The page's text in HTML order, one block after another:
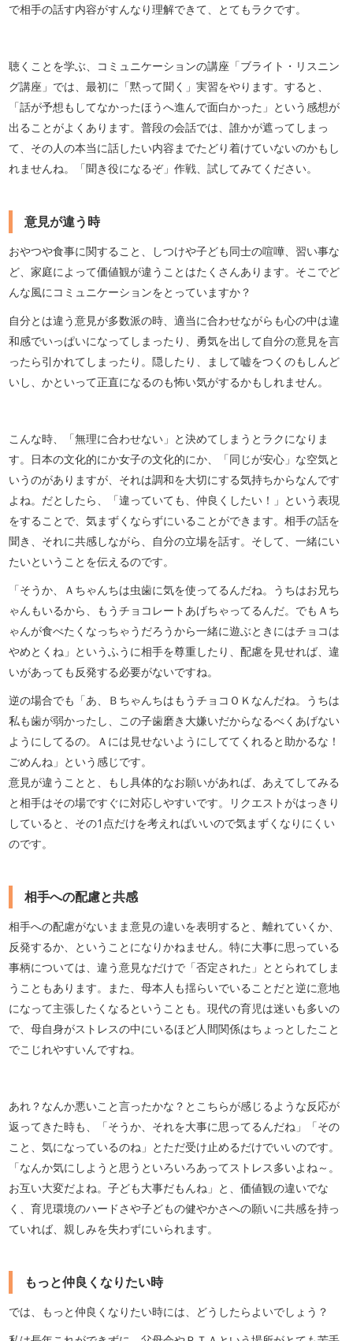
で相手の話す内容がすんなり理解できて、とてもラクです。
聴くことを学ぶ、コミュニケーションの講座「ブライト・リスニン
グ講座」では、最初に「黙って聞く」実習をやります。すると、
「話が予想もしてなかったほうへ進んで面白かった」という感想が
出ることがよくあります。普段の会話では、誰かが遮ってしまっ
て、その人の本当に話したい内容までたどり着けていないのかもし
れませんね。「聞き役になるぞ」作戦、試してみてください。
意見が違う時
おやつや食事に関すること、しつけや子ども同士の喧嘩、習い事な
ど、家庭によって価値観が違うことはたくさんあります。そこでど
んな風にコミュニケーションをとっていますか？
自分とは違う意見が多数派の時、適当に合わせながらも心の中は違
和感でいっぱいになってしまったり、勇気を出して自分の意見を言
ったら引かれてしまったり。隠したり、まして嘘をつくのもしんど
いし、かといって正直になるのも怖い気がするかもしれません。
こんな時、「無理に合わせない」と決めてしまうとラクになりま
す。日本の文化的にか女子の文化的にか、「同じが安心」な空気と
いうのがありますが、それは調和を大切にする気持ちからなんです
よね。だとしたら、「違っていても、仲良くしたい！」という表現
をすることで、気まずくならずにいることができます。相手の話を
聞き、それに共感しながら、自分の立場を話す。そして、一緒にい
たいということを伝えるのです。
「そうか、Ａちゃんちは虫歯に気を使ってるんだね。うちはお兄ち
ゃんもいるから、もうチョコレートあげちゃってるんだ。でもＡち
ゃんが食べたくなっちゃうだろうから一緒に遊ぶときにはチョコは
やめとくね」というふうに相手を尊重したり、配慮を見せれば、違
いがあっても反発する必要がないですね。
逆の場合でも「あ、ＢちゃんちはもうチョコＯＫなんだね。うちは
私も歯が弱かったし、この子歯磨き大嫌いだからなるべくあげない
ようにしてるの。Ａには見せないようにしててくれると助かるな！
ごめんね」という感じです。
意見が違うことと、もし具体的なお願いがあれば、あえてしてみる
と相手はその場ですぐに対応しやすいです。リクエストがはっきり
していると、その1点だけを考えればいいので気まずくなりにくい
のです。
相手への配慮と共感
相手への配慮がないまま意見の違いを表明すると、離れていくか、
反発するか、ということになりかねません。特に大事に思っている
事柄については、違う意見なだけで「否定された」ととられてしま
うこともあります。また、母本人も揺らいでいることだと逆に意地
になって主張したくなるということも。現代の育児は迷いも多いの
で、母自身がストレスの中にいるほど人間関係はちょっとしたこと
でこじれやすいんですね。
あれ？なんか悪いこと言ったかな？とこちらが感じるような反応が
返ってきた時も、「そうか、それを大事に思ってるんだね」「その
こと、気になっているのね」とただ受け止めるだけでいいのです。
「なんか気にしようと思うといろいろあってストレス多いよね～。
お互い大変だよね。子ども大事だもんね」と、価値観の違いでな
く、育児環境のハードさや子どもの健やかさへの願いに共感を持っ
ていれば、親しみを失わずにいられます。
もっと仲良くなりたい時
では、もっと仲良くなりたい時には、どうしたらよいでしょう？